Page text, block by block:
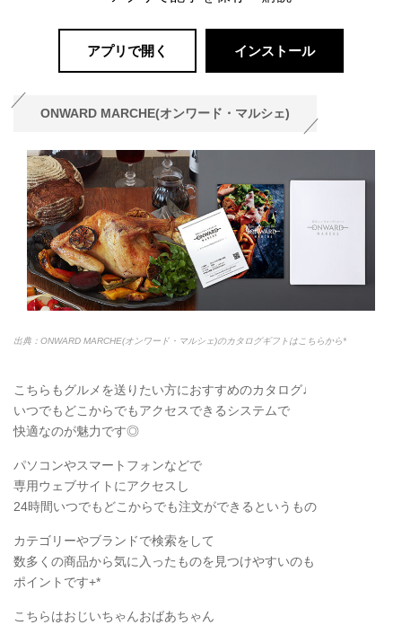
アプリで開く インストール
ONWARD MARCHE(オンワード・マルシェ)
出典：ONWARD MARCHE(オンワード・マルシェ)のカタログギフトはこちらから*
こちらもグルメを送りたい方におすすめのカタログ♩
いつでもどこからでもアクセスできるシステムで
快適なのが魅力です◎
パソコンやスマートフォンなどで
専用ウェブサイトにアクセスし
24時間いつでもどこからでも注文ができるというもの
カテゴリーやブランドで検索をして
数多くの商品から気に入ったものを見つけやすいのも
ポイントです+*
こちらはおじいちゃんおばあちゃん